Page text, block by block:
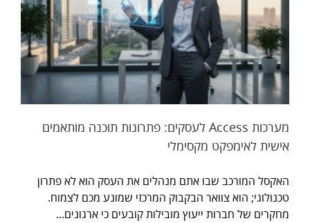
מערכות Access לעסקים: פתרונות תוכנה מותאמים
אישית לאימפקט מקסימלי
האקסל המורכב שבו אתם מנהלים את העסק הוא לא פתרון
טכנולוגי; הוא צוואר הבקבוק המרכזי שמונע מכם לצמוח.
מחקרים של חברות ייעוץ מובילות קובעים כי ארגונים...